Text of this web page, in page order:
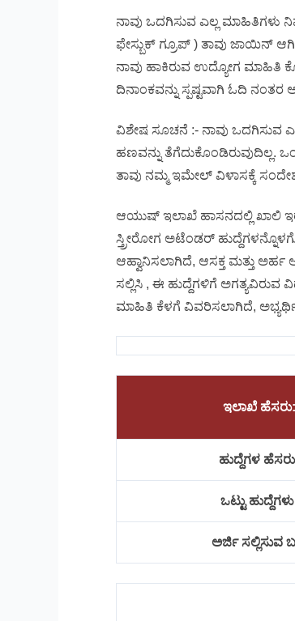
ನಾವು ಒದಗಿಸುವ ಎಲ್ಲ ಮಾಹಿತಿಗಳು
ಫೇಸ್ಬುಕ್ ಗ್ರೂಪ್ ) ತಾವು ಜಾಯಿನ್
ನಾವು ಹಾಕಿರುವ ಉದ್ಯೋಗ ಮಾಹಿತಿ
ದಿನಾಂಕವನ್ನು ಸ್ಪಷ್ಟವಾಗಿ ಓದಿ ನಂತರ
ವಿಶೇಷ ಸೂಚನೆ :- ನಾವು ಒದಗಿಸುವ
ಹಣವನ್ನು ತೆಗೆದುಕೊಂಡಿರುವುದಿಲ್ಲ.
ತಾವು ನಮ್ಮ ಇಮೇಲ್ ವಿಳಾಸಕ್ಕೆ
ಆಯುಷ್ ಇಲಾಖೆ ಹಾಸನದಲ್ಲಿ ಖಾಲಿ
ಸ್ತ್ರೀರೋಗ ಅಟೆಂಡರ್
ಆಹ್ವಾನಿಸಲಾಗಿದೆ, ಆಸಕ್ತ ಮತ್ತು
ಸಲ್ಲಿಸಿ , ಈ ಹುದ್ದೆಗಳಿಗೆ ಅಗತ್ಯವಿರುವ
ಮಾಹಿತಿ ಕೆಳಗೆ ವಿವರಿಸಲಾಗಿದೆ,
ಇಲಾಖೆ ಹೆಸರು:
ಹುದ್ದೆಗಳ
ಒಟ್ಟು ಹುದ್ದೆಗಳು
ಅರ್ಜಿ ಸಲ್ಲಿಸುವ